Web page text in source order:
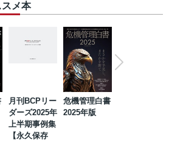
メ本
月刊BCPリー
ダーズ2025年
上半期事例集
【永久保存
危機管理白書
2025年版